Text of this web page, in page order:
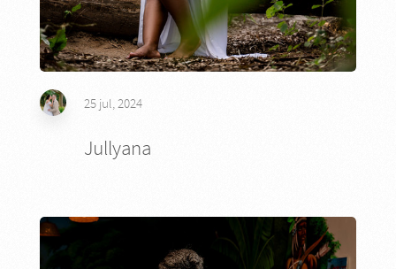
25 jul, 2024
Jullyana